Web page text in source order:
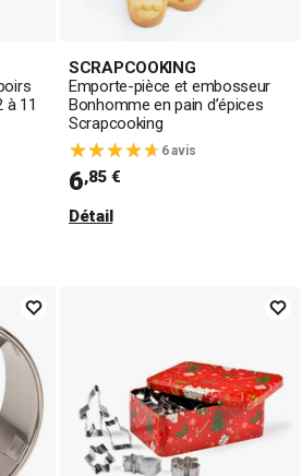
à 11
SCRAPCOOKING
Emporte-pièce et embosseur
Bonhomme en pain d’épices
Scrapcooking
6 avis
6,85 €
Détail